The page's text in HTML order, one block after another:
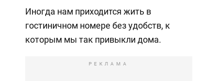
Иногда нам приходится жить в
гостиничном номере без удобств, к
которым мы так привыкли дома.
РЕКЛАМА